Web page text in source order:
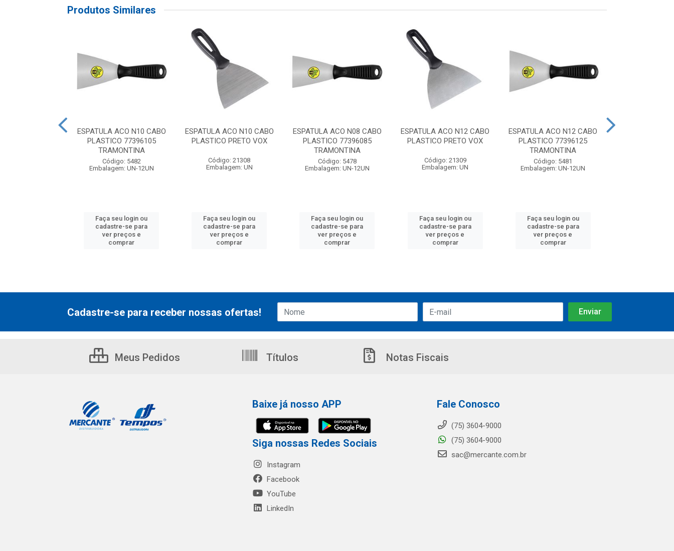
Produtos Similares
ESPATULA ACO N10 CABO
PLASTICO 77396105
TRAMONTINA
Código: 5482
Embalagem: UN-12UN
Faça seu login ou
cadastre-se para
ver preços e
comprar
ESPATULA ACO N10 CABO
PLASTICO PRETO VOX
Código: 21308
Embalagem: UN
Faça seu login ou
cadastre-se para
ver preços e
comprar
ESPATULA ACO N08 CABO
PLASTICO 77396085
TRAMONTINA
Código: 5478
Embalagem: UN-12UN
Faça seu login ou
cadastre-se para
ver preços e
comprar
ESPATULA ACO N12 CABO
PLASTICO PRETO VOX
Código: 21309
Embalagem: UN
Faça seu login ou
cadastre-se para
ver preços e
comprar
ESPATULA ACO N12 CABO
PLASTICO 77396125
TRAMONTINA
Código: 5481
Embalagem: UN-12UN
Faça seu login ou
cadastre-se para
ver preços e
comprar
Cadastre-se para receber nossas ofertas!
Meus Pedidos Títulos Notas Fiscais
Baixe já nosso APP
Siga nossas Redes Sociais
Instagram
Facebook
YouTube
LinkedIn
Fale Conosco
(75) 3604-9000
(75) 3604-9000
sac@mercante.com.br